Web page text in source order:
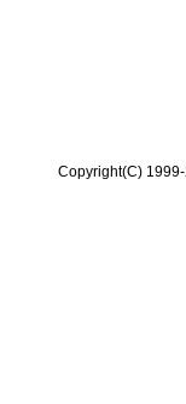
Copyright(C)